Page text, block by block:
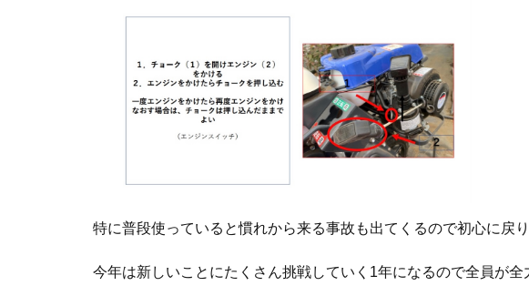
特に普段使っていると慣れから来る事故も出てくるので初心に戻
今年は新しいことにたくさん挑戦していく1年になるので全員が